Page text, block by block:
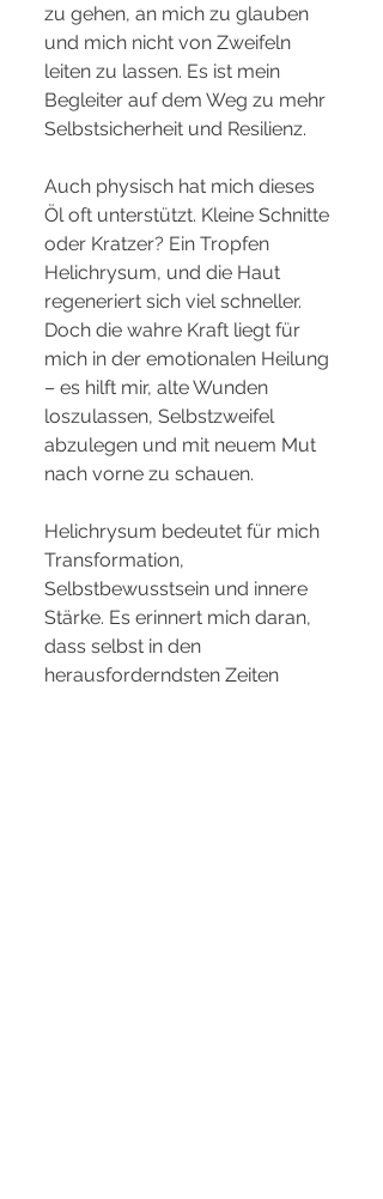
zu gehen, an mich zu glauben
und mich nicht von Zweifeln
leiten zu lassen. Es ist mein
Begleiter auf dem Weg zu mehr
Selbstsicherheit und Resilienz.
Auch physisch hat mich dieses
Öl oft unterstützt. Kleine Schnitte
oder Kratzer? Ein Tropfen
Helichrysum, und die Haut
regeneriert sich viel schneller.
Doch die wahre Kraft liegt für
mich in der emotionalen Heilung
– es hilft mir, alte Wunden
loszulassen, Selbstzweifel
abzulegen und mit neuem Mut
nach vorne zu schauen.
Helichrysum bedeutet für mich
Transformation,
Selbstbewusstsein und innere
Stärke. Es erinnert mich daran,
dass selbst in den
herausforderndsten Zeiten